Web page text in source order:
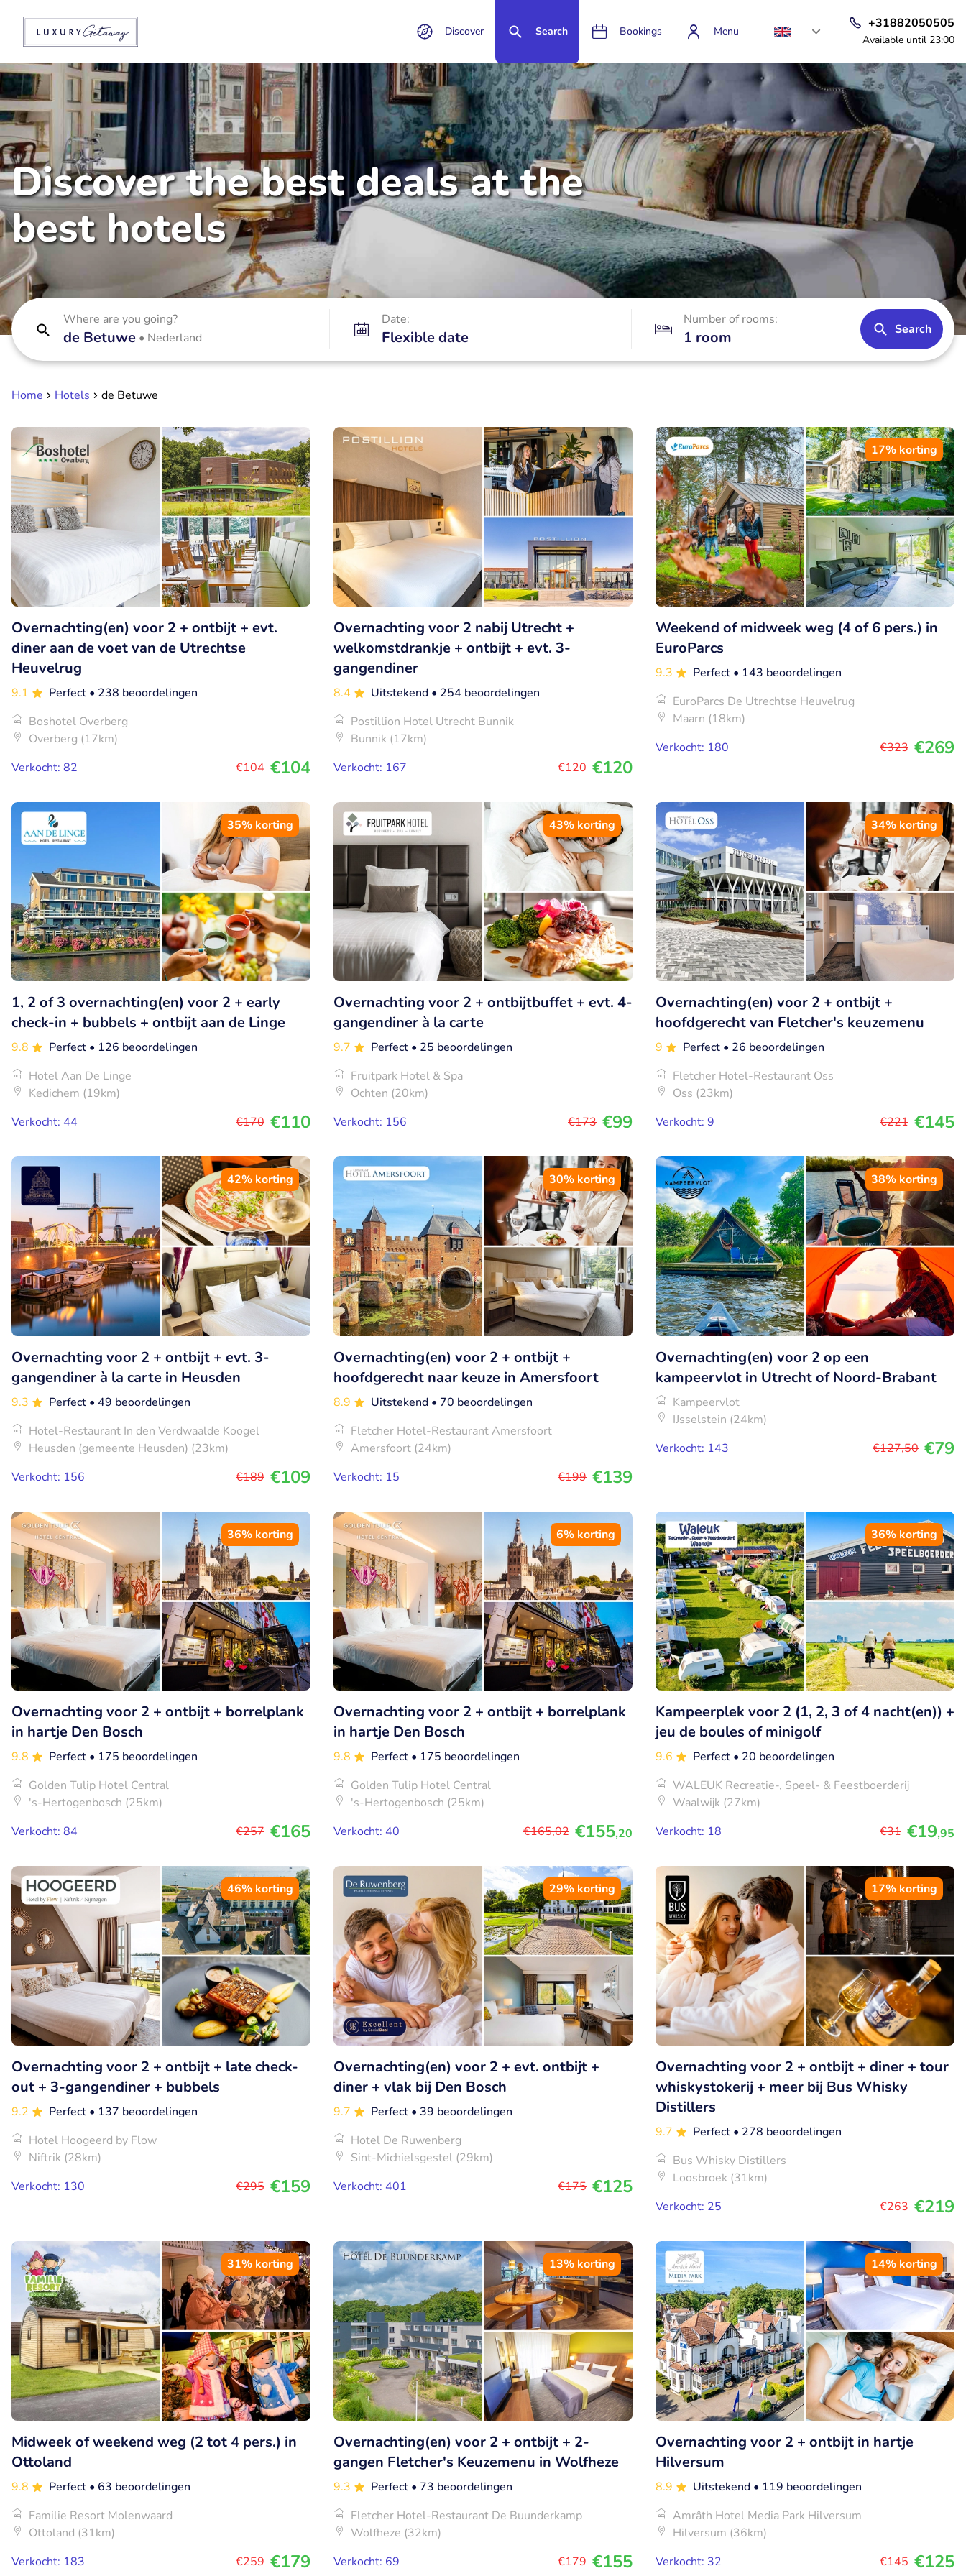
Discover Search Bookings Menu
+31882050505
Available until 23:00
Discover the best deals at the
best hotels
Where are you going?
de Betuwe • Nederland
Date:
Flexible date
Number of rooms:
1 room Search
Home Hotels de Betuwe
Overnachting(en) voor 2 + ontbijt + evt.
diner aan de voet van de Utrechtse
Heuvelrug
9.1 Perfect • 238 beoordelingen
Boshotel Overberg
Overberg (17km)
Verkocht: 82
€104 €104
Overnachting voor 2 nabij Utrecht +
welkomstdrankje + ontbijt + evt. 3-
gangendiner
8.4 Uitstekend • 254 beoordelingen
Postillion Hotel Utrecht Bunnik
Bunnik (17km)
Verkocht: 167
€120 €120
17% korting
Weekend of midweek weg (4 of 6 pers.) in
EuroParcs
9.3 Perfect • 143 beoordelingen
EuroParcs De Utrechtse Heuvelrug
Maarn (18km)
Verkocht: 180
€323 €269
35% korting
1, 2 of 3 overnachting(en) voor 2 + early
check-in + bubbels + ontbijt aan de Linge
9.8 Perfect • 126 beoordelingen
Hotel Aan De Linge
Kedichem (19km)
Verkocht: 44
€170 €110
43% korting
Overnachting voor 2 + ontbijtbuffet + evt. 4-
gangendiner à la carte
9.7 Perfect • 25 beoordelingen
Fruitpark Hotel & Spa
Ochten (20km)
Verkocht: 156
€173 €99
34% korting
Overnachting(en) voor 2 + ontbijt +
hoofdgerecht van Fletcher's keuzemenu
9 Perfect • 26 beoordelingen
Fletcher Hotel-Restaurant Oss
Oss (23km)
Verkocht: 9
€221 €145
42% korting
Overnachting voor 2 + ontbijt + evt. 3-
gangendiner à la carte in Heusden
9.3 Perfect • 49 beoordelingen
Hotel-Restaurant In den Verdwaalde Koogel
Heusden (gemeente Heusden) (23km)
Verkocht: 156
€189 €109
30% korting
Overnachting(en) voor 2 + ontbijt +
hoofdgerecht naar keuze in Amersfoort
8.9 Uitstekend • 70 beoordelingen
Fletcher Hotel-Restaurant Amersfoort
Amersfoort (24km)
Verkocht: 15
€199 €139
38% korting
Overnachting(en) voor 2 op een
kampeervlot in Utrecht of Noord-Brabant
Kampeervlot
IJsselstein (24km)
Verkocht: 143
€127,50 €79
36% korting
Overnachting voor 2 + ontbijt + borrelplank
in hartje Den Bosch
9.8 Perfect • 175 beoordelingen
Golden Tulip Hotel Central
's-Hertogenbosch (25km)
Verkocht: 84
€257 €165
6% korting
Overnachting voor 2 + ontbijt + borrelplank
in hartje Den Bosch
9.8 Perfect • 175 beoordelingen
Golden Tulip Hotel Central
's-Hertogenbosch (25km)
Verkocht: 40
€165,02 €155,20
36% korting
Kampeerplek voor 2 (1, 2, 3 of 4 nacht(en)) +
jeu de boules of minigolf
9.6 Perfect • 20 beoordelingen
WALEUK Recreatie-, Speel- & Feestboerderij
Waalwijk (27km)
Verkocht: 18
€31 €19,95
46% korting
Overnachting voor 2 + ontbijt + late check-
out + 3-gangendiner + bubbels
9.2 Perfect • 137 beoordelingen
Hotel Hoogeerd by Flow
Niftrik (28km)
Verkocht: 130
€295 €159
29% korting
Overnachting(en) voor 2 + evt. ontbijt +
diner + vlak bij Den Bosch
9.7 Perfect • 39 beoordelingen
Hotel De Ruwenberg
Sint-Michielsgestel (29km)
Verkocht: 401
€175 €125
17% korting
Overnachting voor 2 + ontbijt + diner + tour
whiskystokerij + meer bij Bus Whisky
Distillers
9.7 Perfect • 278 beoordelingen
Bus Whisky Distillers
Loosbroek (31km)
Verkocht: 25
€263 €219
31% korting
Midweek of weekend weg (2 tot 4 pers.) in
Ottoland
9.8 Perfect • 63 beoordelingen
Familie Resort Molenwaard
Ottoland (31km)
Verkocht: 183
€259 €179
13% korting
Overnachting(en) voor 2 + ontbijt + 2-
gangen Fletcher's Keuzemenu in Wolfheze
9.3 Perfect • 73 beoordelingen
Fletcher Hotel-Restaurant De Buunderkamp
Wolfheze (32km)
Verkocht: 69
€179 €155
14% korting
Overnachting voor 2 + ontbijt in hartje
Hilversum
8.9 Uitstekend • 119 beoordelingen
Amrâth Hotel Media Park Hilversum
Hilversum (36km)
Verkocht: 32
€145 €125